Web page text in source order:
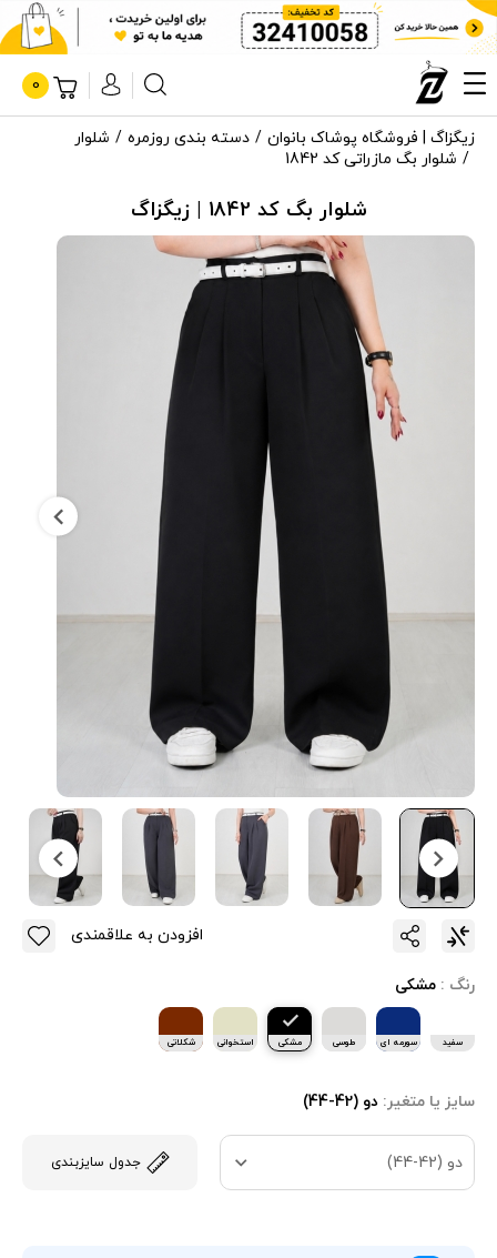
0
زیگزاگ | فروشگاه پوشاک بانوان دسته بندی روزمره
شلوار
شلوار بگ مازراتی کد 1842
رنگ : مشکی
سفید سورمه ای طوسی مشکی استخوانی شکلاتی
سایز یا متغیر: دو (42-44)
دو (42-44) جدول سایزبندی
شلوار بگ کد 1842 | زیگزاگ
افزودن به علاقمندی